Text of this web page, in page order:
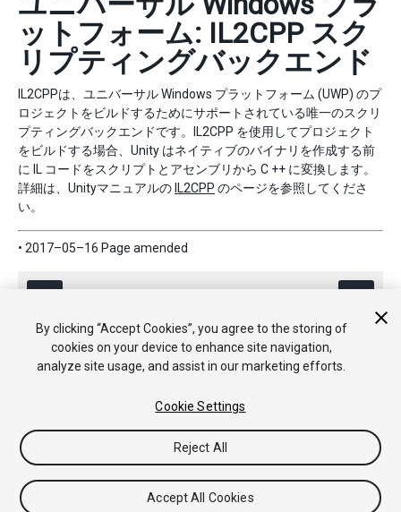
ットフォーム: IL2CPP スク
リプティングバックエンド
IL2CPPは、ユニバーサル Windows プラットフォーム (UWP) のプ
ロジェクトをビルドするためにサポートされている唯一のスクリ
プティングバックエンドです。IL2CPP を使用してプロジェクト
をビルドする場合、Unity はネイティブのバイナリを作成する前
に IL コードをスクリプトとアセンブリから C ++ に変換します。
詳細は、Unityマニュアルの IL2CPP のページを参照してくださ
い。
• 2017–05–16 Page amended
Answers ナレッジベース
情報を販売または共有しない
Your Privacy Choices (Cookie Settings)
By clicking “Accept Cookies”, you agree to the storing of
cookies on your device to enhance site navigation,
analyze site usage, and assist in our marketing efforts.
Cookie Settings
Reject All
Accept All Cookies